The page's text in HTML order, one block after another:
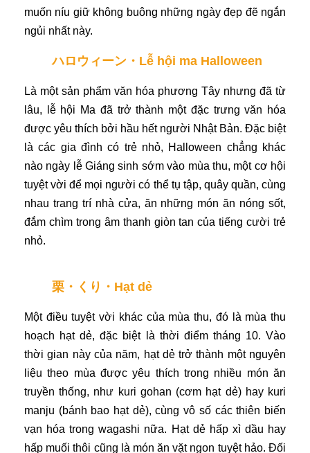
muốn níu giữ không buông những ngày đẹp đẽ ngắn
ngủi nhất này.
ハロウィーン・Lễ hội ma Halloween
Là một sản phẩm văn hóa phương Tây nhưng đã từ
lâu, lễ hội Ma đã trở thành một đặc trưng văn hóa
được yêu thích bởi hầu hết người Nhật Bản. Đặc biệt
là các gia đình có trẻ nhỏ, Halloween chẳng khác
nào ngày lễ Giáng sinh sớm vào mùa thu, một cơ hội
tuyệt vời để mọi người có thể tụ tập, quây quần, cùng
nhau trang trí nhà cửa, ăn những món ăn nóng sốt,
đắm chìm trong âm thanh giòn tan của tiếng cười trẻ
nhỏ.
栗・くり・Hạt dẻ
Một điều tuyệt vời khác của mùa thu, đó là mùa thu
hoạch hạt dẻ, đặc biệt là thời điểm tháng 10. Vào
thời gian này của năm, hạt dẻ trở thành một nguyên
liệu theo mùa được yêu thích trong nhiều món ăn
truyền thống, như kuri gohan (cơm hạt dẻ) hay kuri
manju (bánh bao hạt dẻ), cùng vô số các thiên biến
vạn hóa trong wagashi nữa. Hạt dẻ hấp xì dầu hay
hấp muối thôi cũng là món ăn vặt ngon tuyệt hảo. Đối